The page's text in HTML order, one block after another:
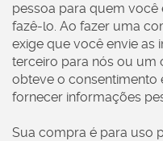
pessoa para quem você
fazê-lo. Ao fazer uma
exige que você envie as
terceiro para nós ou um
obteve o consentimento
fornecer informações
Sua compra é para uso